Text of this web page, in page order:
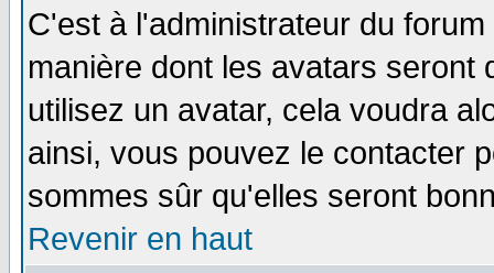
C'est à l'administrateur du
manière dont les avatars seront
utilisez un avatar, cela voudra
ainsi, vous pouvez le contacter
sommes sûr qu'elles seront
Revenir en haut